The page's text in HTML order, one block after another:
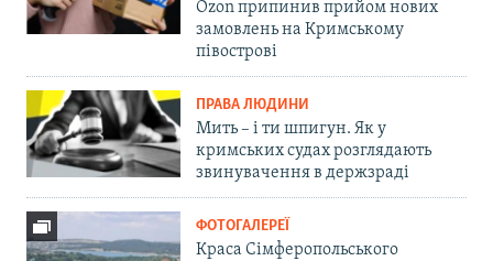
Ozon припинив прийом нових
замовлень на Кримському
півострові
ПРАВА ЛЮДИНИ
Мить – і ти шпигун. Як у
кримських судах розглядають
звинувачення в держзраді
ФОТОГАЛЕРЕЇ
Краса Сімферопольського